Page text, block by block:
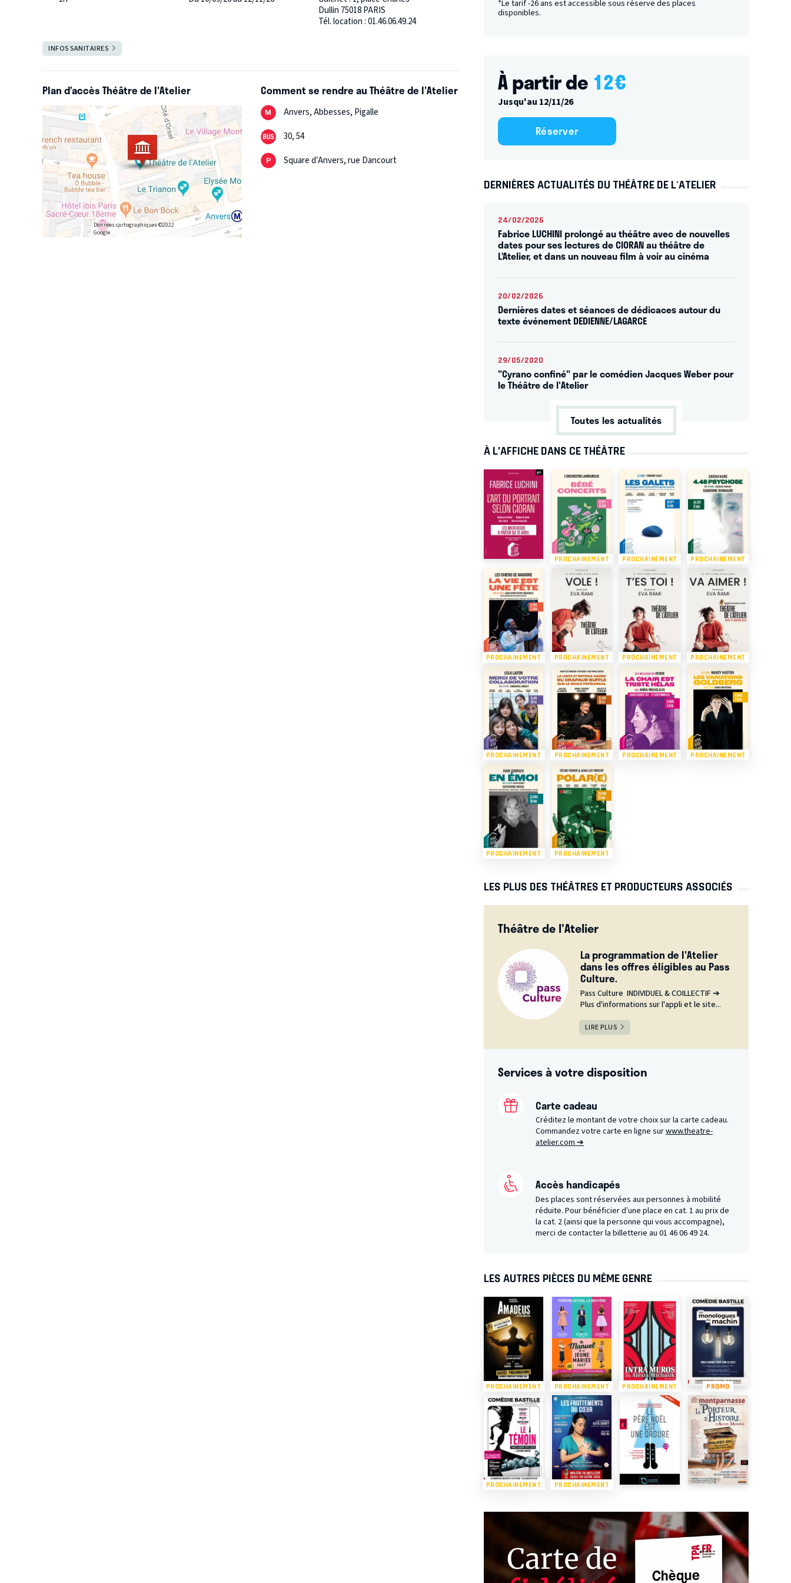
Dullin 75018 PARIS
Tél. location : 01.46.06.49.24
Salle ouverte
INFOS SANITAIRES
Plan d’accès Théâtre de l'Atelier
Données cartographiques ©2022
Google
Comment se rendre au Théâtre de l'Atelier
Anvers, Abbesses, Pigalle
30, 54
Square d’Anvers, rue Dancourt
*Le tarif -26 ans est accessible sous réserve des places
disponibles.
À partir de 12€
Jusqu'au 12/11/26
Réserver
DERNIÈRES ACTUALITÉS DU THÉÂTRE DE L'ATELIER
24/02/2026
Fabrice LUCHINI prolongé au théâtre avec de nouvelles
dates pour ses lectures de CIORAN au théâtre de
L’Atelier, et dans un nouveau film à voir au cinéma
20/02/2026
Dernières dates et séances de dédicaces autour du
texte événement DEDIENNE/LAGARCE
29/05/2020
"Cyrano confiné" par le comédien Jacques Weber pour
le Théâtre de l'Atelier
Toutes les actualités
À L’AFFICHE DANS CE THÉÂTRE
PROCHAINEMENT PROCHAINEMENT PROCHAINEMENT
PROCHAINEMENT PROCHAINEMENT PROCHAINEMENT PROCHAINEMENT
PROCHAINEMENT PROCHAINEMENT PROCHAINEMENT PROCHAINEMENT
PROCHAINEMENT PROCHAINEMENT
LES PLUS DES THÉÂTRES ET PRODUCTEURS ASSOCIÉS
Théâtre de l'Atelier
La programmation de l'Atelier
dans les offres éligibles au Pass
Culture.
Pass Culture INDIVIDUEL & COILLECTIF ➔
Plus d'informations sur l'appli et le site...
LIRE PLUS
Services à votre disposition
Carte cadeau
Créditez le montant de votre choix sur la carte cadeau.
Commandez votre carte en ligne surwww.theatre-
atelier.com ➔
Accès handicapés
Des places sont réservées aux personnes à mobilité
réduite. Pour bénéficier d’une place en cat. 1 au prix de
la cat. 2 (ainsi que la personne qui vous accompagne),
merci de contacter la billetterie au 01 46 06 49 24.
LES AUTRES PIÈCES DU MÊME GENRE
PROCHAINEMENT PROCHAINEMENT PROCHAINEMENT PROMO
PROCHAINEMENT PROCHAINEMENT